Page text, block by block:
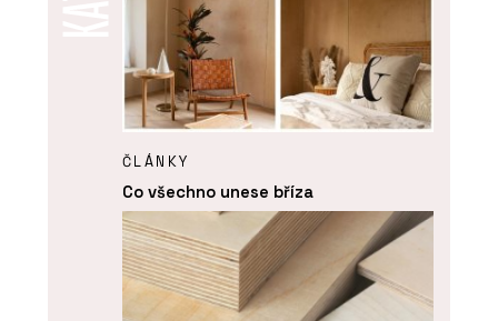
ČLÁNKY
Co všechno unese bříza